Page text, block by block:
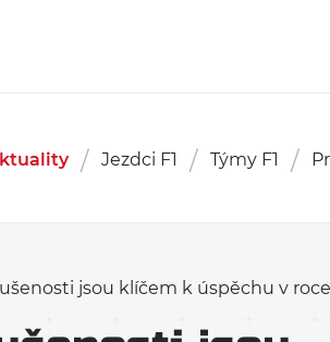
Jezdci F1 Týmy F1
jsou klíčem k úspěchu v roce